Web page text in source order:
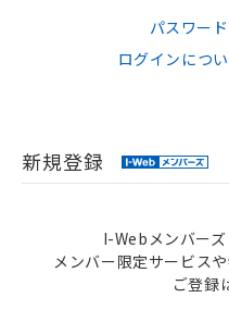
パスワー
ログインにつ
新規登録
I-Webメンバーズ
メンバー限定サービス
ご登録